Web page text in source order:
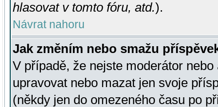
hlasovat v tomto fóru, atd.).
Návrat nahoru
Jak změním nebo smažu
V případě, že nejste moderátor
upravovat nebo mazat jen svoje
(někdy jen do omezeného času po